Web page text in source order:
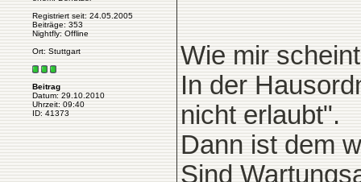
Registriert seit: 24.05.2005
Beiträge: 353
Nightfly: Offline
Ort: Stuttgart
Beitrag
Datum: 29.10.2010
Uhrzeit: 09:40
ID: 41373
Wie mir
In der
nicht erlaubt".
Dann ist dem
Sind